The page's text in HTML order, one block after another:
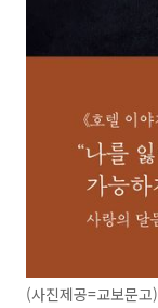
(사진제공=교보문고)